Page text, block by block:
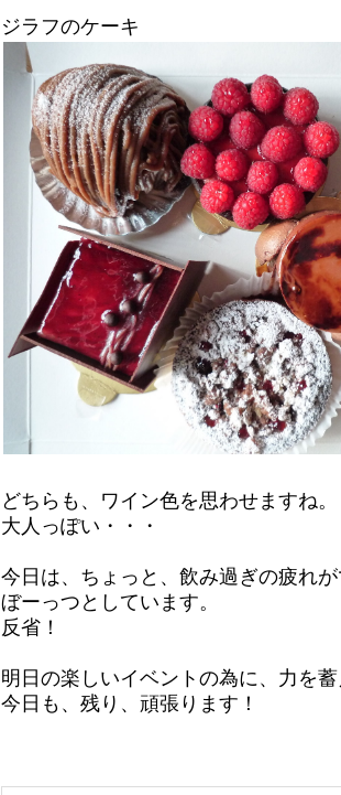
ジラフのケーキ
どちらも、ワイン色を思わせますね。
大人っぽい・・・
今日は、ちょっと、飲み過ぎの疲れ
ぼーっつとしています。
反省！
明日の楽しいイベントの為に、力を
今日も、残り、頑張ります！